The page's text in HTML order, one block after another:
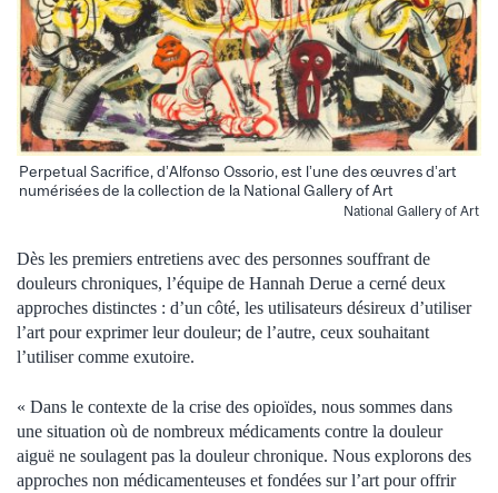
Perpetual Sacrifice, d’Alfonso Ossorio, est l’une des œuvres d’art
numérisées de la collection de la National Gallery of Art
National Gallery of Art
Dès les premiers entretiens avec des personnes souffrant de
douleurs chroniques, l’équipe de Hannah Derue a cerné deux
approches distinctes : d’un côté, les utilisateurs désireux d’utiliser
l’art pour exprimer leur douleur; de l’autre, ceux souhaitant
l’utiliser comme exutoire.
« Dans le contexte de la crise des opioïdes, nous sommes dans
une situation où de nombreux médicaments contre la douleur
aiguë ne soulagent pas la douleur chronique. Nous explorons des
approches non médicamenteuses et fondées sur l’art pour offrir